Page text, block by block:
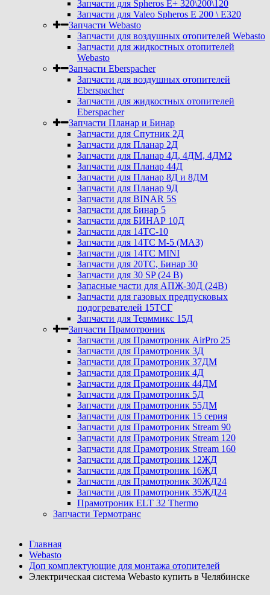
Запчасти для Spheros E+ 320\200\120
Запчасти для Valeo Spheros E 200 \ E320
Запчасти Webasto
Запчасти для воздушных отопителей Webasto
Запчасти для жидкостных отопителей
Webasto
Запчасти Eberspacher
Запчасти для воздушных отопителей
Eberspacher
Запчасти для жидкостных отопителей
Eberspacher
Запчасти Планар и Бинар
Запчасти для Спутник 2Д
Запчасти для Планар 2Д
Запчасти для Планар 4Д, 4ДМ, 4ДМ2
Запчасти для Планар 44Д
Запчасти для Планар 8Д и 8ДМ
Запчасти для Планар 9Д
Запчасти для BINAR 5S
Запчасти для Бинар 5
Запчасти для БИНАР 10Д
Запчасти для 14ТС-10
Запчасти для 14ТС М-5 (МАЗ)
Запчасти для 14ТС MINI
Запчасти для 20ТС, Бинар 30
Запчасти для 30 SP (24 В)
Запасные части для АПЖ-30Д (24В)
Запчасти для газовых предпусковых
подогревателей 15ТСГ
Запчасти для Терммикс 15Д
Запчасти Прамотроник
Запчасти для Прамотроник AirPro 25
Запчасти для Прамотроник 3Д
Запчасти для Прамотроник 37ДМ
Запчасти для Прамотроник 4Д
Запчасти для Прамотроник 44ДМ
Запчасти для Прамотроник 5Д
Запчасти для Прамотроник 55ДМ
Запчасти для Прамотроник 15 серия
Запчасти для Прамотроник Stream 90
Запчасти для Прамотроник Stream 120
Запчасти для Прамотроник Stream 160
Запчасти для Прамотроник 12ЖД
Запчасти для Прамотроник 16ЖД
Запчасти для Прамотроник 30ЖД24
Запчасти для Прамотроник 35ЖД24
Прамотроник ELT 32 Thermo
Запчасти Термотранс
Главная
Webasto
Доп комплектующие для монтажа отопителей
Электрическая система Webasto купить в Челябинске